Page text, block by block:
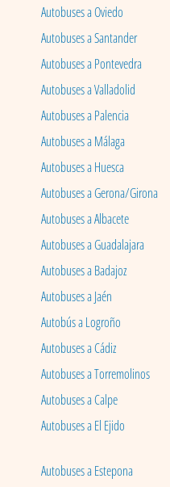
Autobuses a Oviedo
Autobuses a Santander
Autobuses a Pontevedra
Autobuses a Valladolid
Autobuses a Palencia
Autobuses a Málaga
Autobuses a Huesca
Autobuses a Gerona/Girona
Autobuses a Albacete
Autobuses a Guadalajara
Autobuses a Badajoz
Autobuses a Jaén
Autobús a Logroño
Autobuses a Cádiz
Autobuses a Torremolinos
Autobuses a Calpe
Autobuses a El Ejido
Autobuses a Estepona